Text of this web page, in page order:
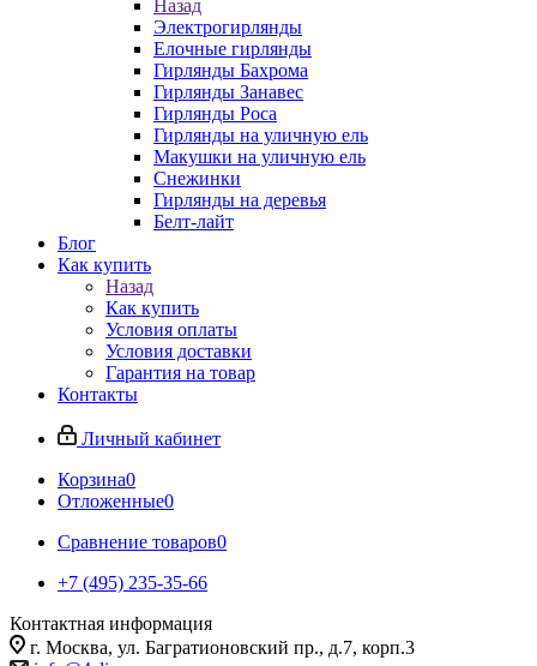
Назад
Электрогирлянды
Елочные гирлянды
Гирлянды Бахрома
Гирлянды Занавес
Гирлянды Роса
Гирлянды на уличную ель
Макушки на уличную ель
Снежинки
Гирлянды на деревья
Белт-лайт
Блог
Как купить
Назад
Как купить
Условия оплаты
Условия доставки
Гарантия на товар
Контакты
Личный кабинет
Корзина0
Отложенные0
Сравнение товаров0
+7 (495) 235-35-66
Контактная информация
г. Москва, ул. Багратионовский пр., д.7, корп.3